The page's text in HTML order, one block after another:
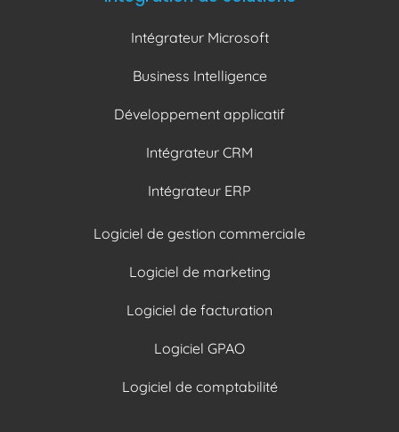
Intégrateur Microsoft
Business Intelligence
Développement applicatif
Intégrateur CRM
Intégrateur ERP
Logiciel de gestion commerciale
Logiciel de marketing
Logiciel de facturation
Logiciel GPAO
Logiciel de comptabilité